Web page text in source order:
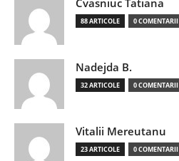
Cvasniuc Tatiana
88 ARTICOLE 0 COMENTARII
Nadejda B.
32 ARTICOLE 0 COMENTARII
Vitalii Mereutanu
23 ARTICOLE 0 COMENTARII